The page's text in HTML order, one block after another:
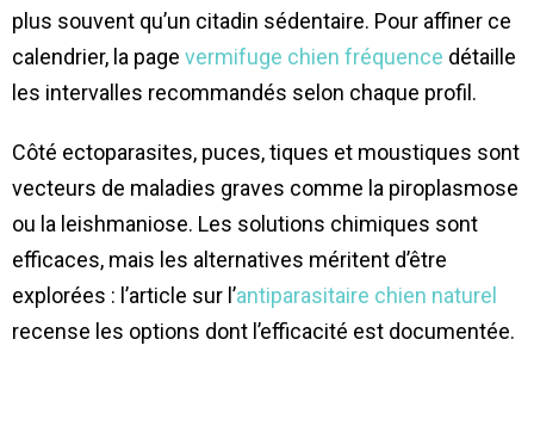
plus souvent qu’un citadin sédentaire. Pour affiner ce
calendrier, la page vermifuge chien fréquence détaille
les intervalles recommandés selon chaque profil.
Côté ectoparasites, puces, tiques et moustiques sont
vecteurs de maladies graves comme la piroplasmose
ou la leishmaniose. Les solutions chimiques sont
efficaces, mais les alternatives méritent d’être
explorées : l’article sur l’antiparasitaire chien naturel
recense les options dont l’efficacité est documentée.